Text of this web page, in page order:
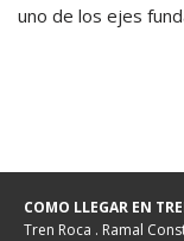
uno de los ejes
COMO LLEGAR EN
Tren Roca . Ramal